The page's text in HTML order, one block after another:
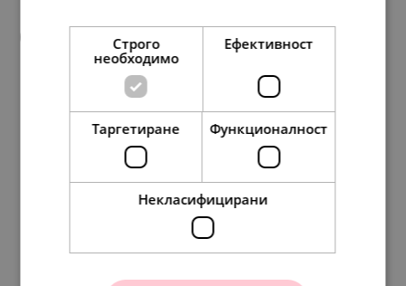
91.00 € 95.84 лв. 49.00 €
35.00 € 95.84 лв. 49.00 €
49.00 € 68.45 лв. 37.16 лв.
19.00
71.00 € 117.35 лв. 60.00 €
50.00 € 95.84 лв. 49.00 €
Още предложения
Pandora Талисман със
Pandora Талисман
Строго
необходимо
Ефективност
Таргетиране Функционалност
Некласифицирани